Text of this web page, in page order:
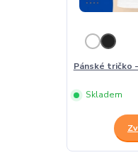
Pánské tričko
Skladem